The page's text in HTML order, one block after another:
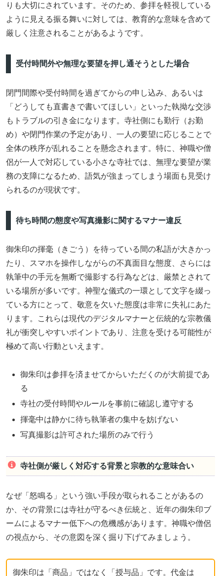
りも大切にされています。そのため、参拝を軽視している
ように見える振る舞いに対しては、教育的な意味を含めて
厳しく注意されることがあるようです。
受付時間外や無理な要望を押し通そうとした場合
閉門間際や受付時間を過ぎてからの申し込み、あるいは
「どうしても直書きで書いてほしい」といった執拗な交渉
もトラブルの引き金になります。寺社側にも勤行（お勤
め）や閉門作業の予定があり、一人の要望に応じることで
全体の秩序が乱れることを懸念されます。特に、神職や僧
侶が一人で対応している小さな寺社では、無理な要望が業
務の支障になるため、語気が強まってしまう場面も見受け
られるのが現状です。
待ち時間の態度や写真撮影に関するマナー違反
御朱印の揮毫（きごう）を待っている間の私語が大きかっ
たり、スマホを操作しながらの不真面目な態度、さらには
執筆中の手元を無断で撮影する行為などは、厳禁とされて
いる場所が多いです。神聖な儀式の一環として文字を綴っ
ている方にとって、敬意を欠いた態度は非常に失礼にあた
ります。これらは現代のデジタルマナーと伝統的な宗教儀
礼が衝突しやすいポイントであり、注意を受ける可能性が
極めて高い行動といえます。
御朱印は参拝を済ませてからいただくのが大前提であ
る
寺社の受付時間やルールを事前に確認し遵守する
揮毫中は静かに待ち執筆者の集中を妨げない
写真撮影は許可された場所のみで行う
寺社側が厳しく対応する背景と宗教的な意味合い
なぜ「怒鳴る」という強い手段が取られることがあるの
か、その背景には寺社が守るべき伝統と、近年の御朱印ブ
ームによるマナー低下への危機感があります。神職や僧侶
の視点から、その意図を深く掘り下げてみましょう。
御朱印は「商品」ではなく「授与品」です。代金は